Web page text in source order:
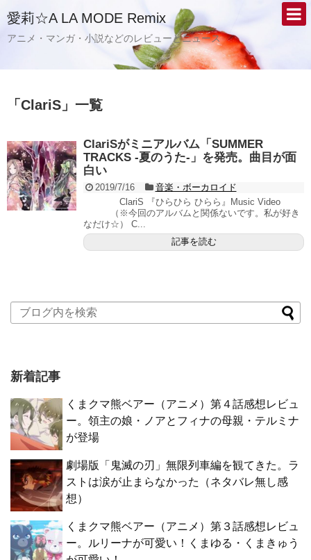
愛莉☆A LA MODE Remix
アニメ・マンガ・小説などのレビューとニュース
「 ClariS 」 一覧
ClariSがミニアルバム「SUMMER
TRACKS -夏のうた-」を発売。曲目が面
白い
2019/7/16
音楽・ボーカロイド
ClariS 『ひらひら ひらら』Music Video
（※今回のアルバムと関係ないです。私が好き
なだけ☆） C...
記事を読む
新着記事
くまクマ熊ベアー（アニメ）第４話感想レビュ
ー。領主の娘・ノアとフィナの母親・テルミナ
が登場
劇場版「鬼滅の刃」無限列車編を観てきた。ラ
ストは涙が止まらなかった（ネタバレ無し感
想）
くまクマ熊ベアー（アニメ）第３話感想レビュ
ー。ルリーナが可愛い！くまゆる・くまきゅう